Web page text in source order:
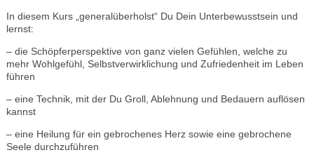
In diesem Kurs „generalüberholst“ Du Dein Unterbewusstsein und
lernst:
– die Schöpferperspektive von ganz vielen Gefühlen, welche zu
mehr Wohlgefühl, Selbstverwirklichung und Zufriedenheit im Leben
führen
– eine Technik, mit der Du Groll, Ablehnung und Bedauern auflösen
kannst
– eine Heilung für ein gebrochenes Herz sowie eine gebrochene
Seele durchzuführen